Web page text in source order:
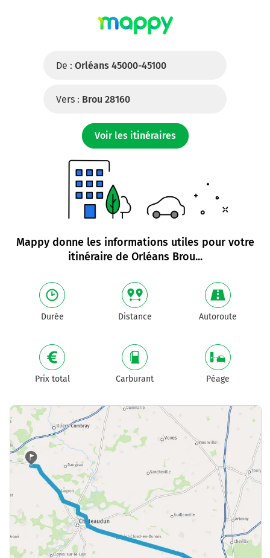
De : Orléans 45000-45100
Vers : Brou 28160
Voir les itinéraires
Mappy donne les informations utiles pour votre
itinéraire de Orléans Brou...
Durée Distance Autoroute
Prix total Carburant Péage